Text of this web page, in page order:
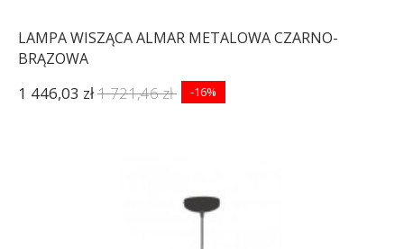
LAMPA WISZĄCA ALMAR METALOWA CZARNO-
BRĄZOWA
1 446,03 zł1 721,46 zł -16%